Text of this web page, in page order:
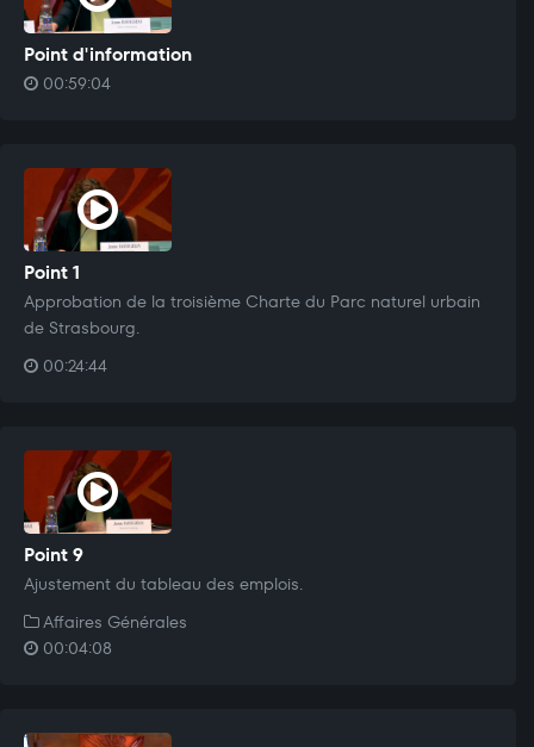
Point d'information
00:59:04
Point 1
Approbation de la troisième Charte du Parc naturel urbain
de Strasbourg.
00:24:44
Point 9
Ajustement du tableau des emplois.
Affaires Générales
00:04:08